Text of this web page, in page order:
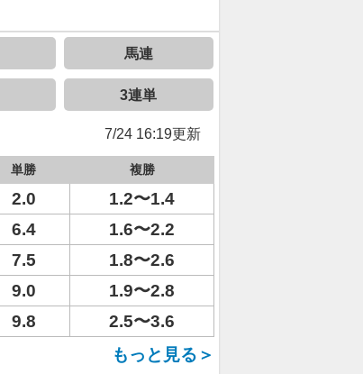
馬連
3連単
7/24 16:19更新
単勝 複勝
2.0
1.2〜1.4
6.4
1.6〜2.2
7.5
1.8〜2.6
9.0
1.9〜2.8
9.8
2.5〜3.6
もっと見る＞